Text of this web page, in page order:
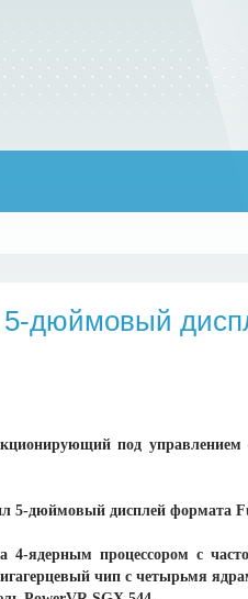
дюймовый
под управлением
4-ядерным процессором с
чип с четырьмя